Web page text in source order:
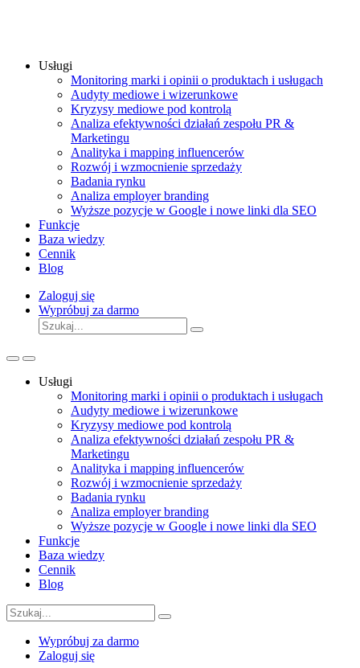
Usługi
Monitoring marki i opinii o produktach i usługach
Audyty mediowe i wizerunkowe
Kryzysy mediowe pod kontrolą
Analiza efektywności działań zespołu PR &
Marketingu
Analityka i mapping influencerów
Rozwój i wzmocnienie sprzedaży
Badania rynku
Analiza employer branding
Wyższe pozycje w Google i nowe linki dla SEO
Funkcje
Baza wiedzy
Cennik
Blog
Zaloguj się
Wypróbuj za darmo
Usługi
Monitoring marki i opinii o produktach i usługach
Audyty mediowe i wizerunkowe
Kryzysy mediowe pod kontrolą
Analiza efektywności działań zespołu PR &
Marketingu
Analityka i mapping influencerów
Rozwój i wzmocnienie sprzedaży
Badania rynku
Analiza employer branding
Wyższe pozycje w Google i nowe linki dla SEO
Funkcje
Baza wiedzy
Cennik
Blog
Wypróbuj za darmo
Zaloguj się